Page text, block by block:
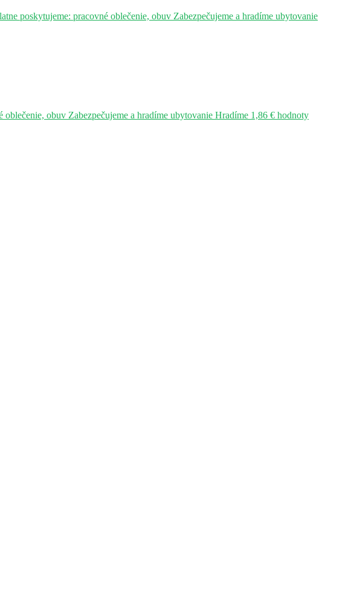
poskytujeme: pracovné oblečenie, obuv Zabezpečujeme a hradíme ubytovanie
obuv Zabezpečujeme a hradíme ubytovanie Hradíme 1,86 € hodnoty